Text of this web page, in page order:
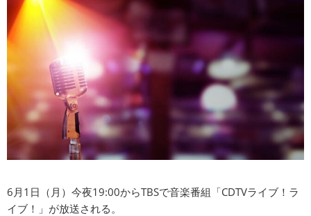
6月1日（月）今夜19:00からTBSで音楽番組「CDTVライブ！ラ
イブ！」が放送される。